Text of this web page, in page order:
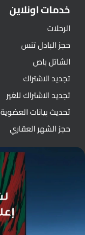
خدمات اونلاين
الرحلات
حجز البادل تنس
الشاتل باص
تجديد الاشتراك
تجديد الاشتراك للغير
تحديث بيانات العضوية
حجز الشهر العقاري